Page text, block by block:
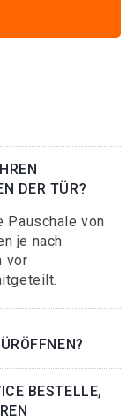
DER TÜR?
Pauschale von
je nach
vor
BESTELLE,